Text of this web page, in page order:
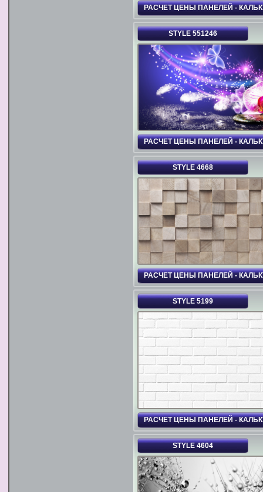
РАСЧЕТ ЦЕНЫ ПАНЕЛЕЙ -
STYLE 551246
РАСЧЕТ ЦЕНЫ ПАНЕЛЕЙ -
STYLE 4668
РАСЧЕТ ЦЕНЫ ПАНЕЛЕЙ -
STYLE 5199
РАСЧЕТ ЦЕНЫ ПАНЕЛЕЙ -
STYLE 4604